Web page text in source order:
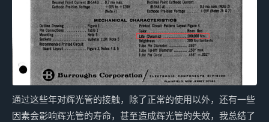
通过这些年对辉光管的接触，除了正常的使用以外，还有一些
因素会影响辉光管的寿命，甚至造成辉光管的失效，我总结了